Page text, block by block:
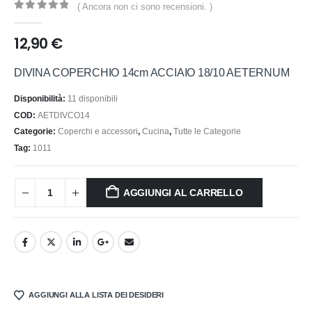
( Ancora non ci sono recensioni. )
12,90 €
DIVINA COPERCHIO 14cm ACCIAIO 18/10 AETERNUM
Disponibilità: 11 disponibili
COD: AETDIVCO14
Categorie: Coperchi e accessori, Cucina, Tutte le Categorie
Tag: 1011
AGGIUNGI AL CARRELLO
AGGIUNGI ALLA LISTA DEI DESIDERI